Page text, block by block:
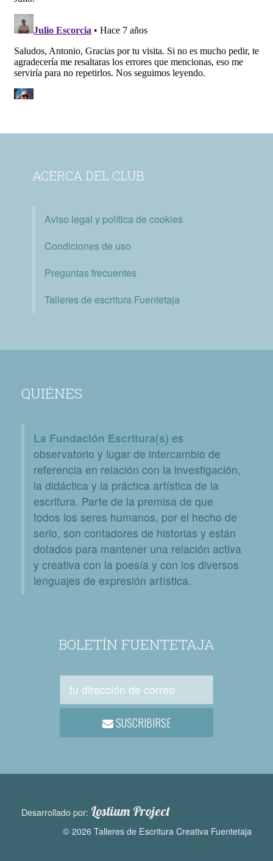
ACERCA DEL CLUB
Aviso legal y política de cookies
Condiciones de uso
Preguntas frecuentes
Talleres de escritura Fuentetaja
QUIÉNES
La Fundación Escritura(s) es
observatorio y lugar de intercambio de
referencia en relación con la investigación,
la didáctica y la práctica artística de la
escritura. Parte de la premisa de que
todos los seres humanos, por el hecho de
serlo, son contadores de historias y están
dotados para mantener una relación activa
y creativa con la poesía y con los diversos
lenguajes de expresión artística.
BOLETÍN FUENTETAJA
SUSCRIBIRSE
Desarrollado por: Lostium Project
© 2026 Talleres de Escritura Creativa Fuentetaja